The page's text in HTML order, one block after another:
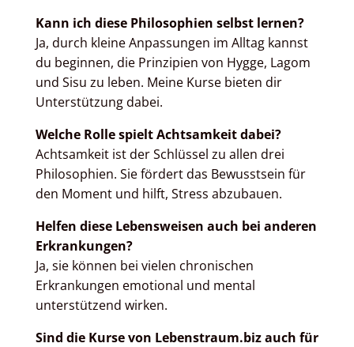
Kann ich diese Philosophien selbst lernen?
Ja, durch kleine Anpassungen im Alltag kannst
du beginnen, die Prinzipien von Hygge, Lagom
und Sisu zu leben. Meine Kurse bieten dir
Unterstützung dabei.
Welche Rolle spielt Achtsamkeit dabei?
Achtsamkeit ist der Schlüssel zu allen drei
Philosophien. Sie fördert das Bewusstsein für
den Moment und hilft, Stress abzubauen.
Helfen diese Lebensweisen auch bei anderen
Erkrankungen?
Ja, sie können bei vielen chronischen
Erkrankungen emotional und mental
unterstützend wirken.
Sind die Kurse von Lebenstraum.biz auch für